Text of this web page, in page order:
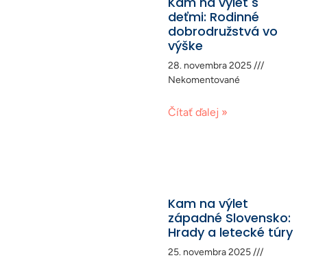
deťmi: Rodinné
dobrodružstvá vo
výške
28. novembra 2025
Nekomentované
Čítať ďalej »
Kam na výlet
západné Slovensko:
Hrady a letecké túry
25. novembra 2025